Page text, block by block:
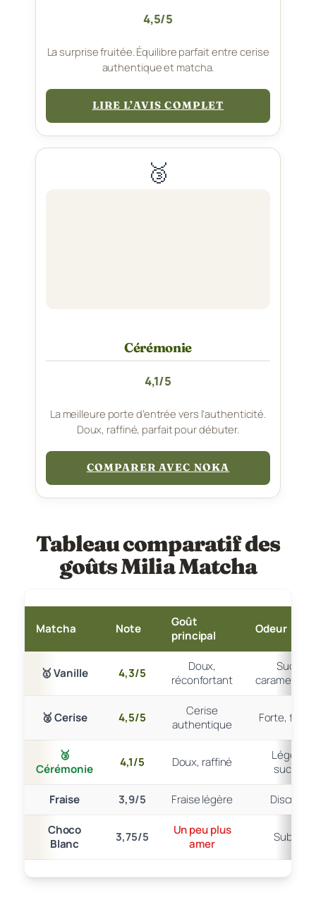
4,5/5
La surprise fruitée. Équilibre parfait entre cerise
authentique et matcha.
LIRE L’AVIS COMPLET
🥉
Cérémonie
4,1/5
La meilleure porte d’entrée vers l’authenticité.
Doux, raffiné, parfait pour débuter.
COMPARER AVEC NOKA
Tableau comparatif des
goûts Milia Matcha
Matcha Note
Goût
principal
Odeur
🥇 Vanille 4,3/5
Doux,
réconfortant
Sucre
caramel/
🥈 Cerise 4,5/5
Cerise
authentique
Forte,
🥉
Cérémonie
4,1/5 Doux, raffiné
Légère,
sucrée
Fraise 3,9/5 Fraise légère Discrète
Choco
Blanc
3,75/5
Un peu plus
amer
Subtile